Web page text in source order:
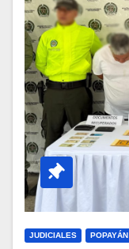
JUDICIALES POPAYÁN